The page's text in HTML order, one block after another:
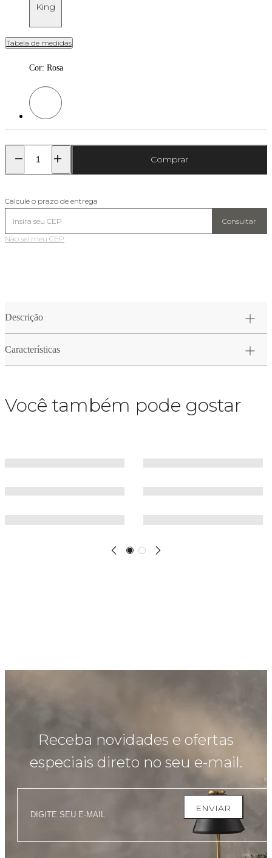
King
Tabela de medidas
Cor: Rosa
Cor: Rosa
Comprar
Calcule o prazo de entrega
Consultar
Não sei meu CEP
Descrição
Características
Você também pode gostar
Receba novidades e ofertas
especiais direto no seu e-mail.
ENVIAR